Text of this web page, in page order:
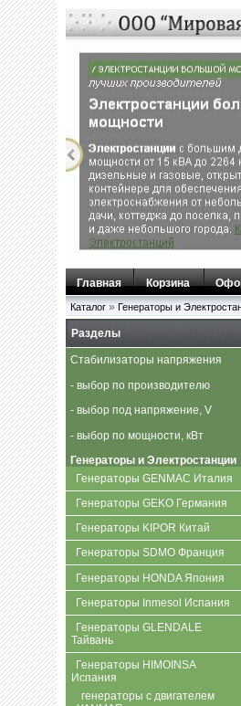
Главная Корзина
Каталог » Генераторы и
Разделы
Стабилизаторы напряжения
- выбор по производителю
- выбор под напряжение, V
- выбор по мощности, кВт
Генераторы и Электростанции
Генераторы GENMAC Италия
Генераторы GEKO Германия
Генераторы KIPOR Китай
Генераторы SDMO Франция
Генераторы HONDA Япония
Генераторы Inmesol Испания
Генераторы GLENDALE
Тайвань
Генераторы HIMOINSA
Испания
генераторы с двигателем